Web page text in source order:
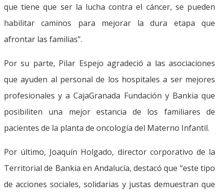
que tiene que ser la lucha contra el cáncer, se pueden
habilitar caminos para mejorar la dura etapa que
afrontar las familias”.
Por su parte, Pilar Espejo agradeció a las asociaciones
que ayuden al personal de los hospitales a ser mejores
profesionales y a CajaGranada Fundación y Bankia que
posibiliten una mejor estancia de los familiares de
pacientes de la planta de oncología del Materno Infantil.
Por último, Joaquín Holgado, director corporativo de la
Territorial de Bankia en Andalucía, destacó que “este tipo
de acciones sociales, solidarias y justas demuestran que